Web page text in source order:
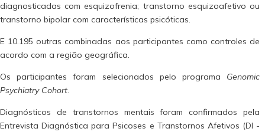
diagnosticadas com esquizofrenia; transtorno esquizoafetivo ou
transtorno bipolar com características psicóticas.
E 10.195 outras combinadas aos participantes como controles de
acordo com a região geográfica.
Os participantes foram selecionados pelo programa Genomic
Psychiatry Cohort.
Diagnósticos de transtornos mentais foram confirmados pela
Entrevista Diagnóstica para Psicoses e Transtornos Afetivos (DI -